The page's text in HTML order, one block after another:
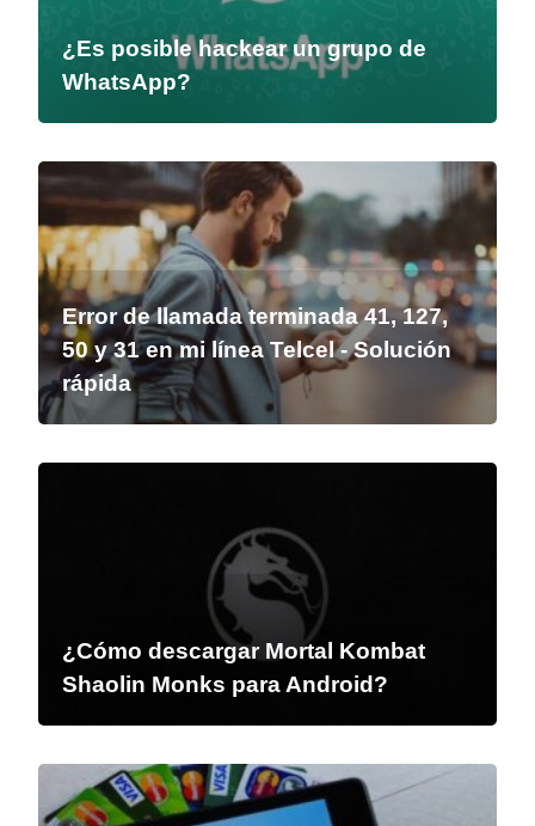
¿Es posible hackear un grupo de
WhatsApp?
Error de llamada terminada 41, 127,
50 y 31 en mi línea Telcel - Solución
rápida
¿Cómo descargar Mortal Kombat
Shaolin Monks para Android?